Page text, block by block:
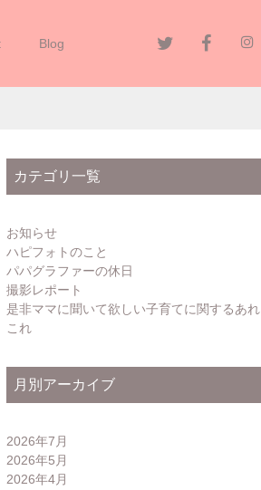
Blog
カテゴリ一覧
お知らせ
ハピフォトのこと
パパグラファーの休日
撮影レポート
是非ママに聞いて欲しい子育てに関するあれ
これ
月別アーカイブ
2026年7月
2026年5月
2026年4月